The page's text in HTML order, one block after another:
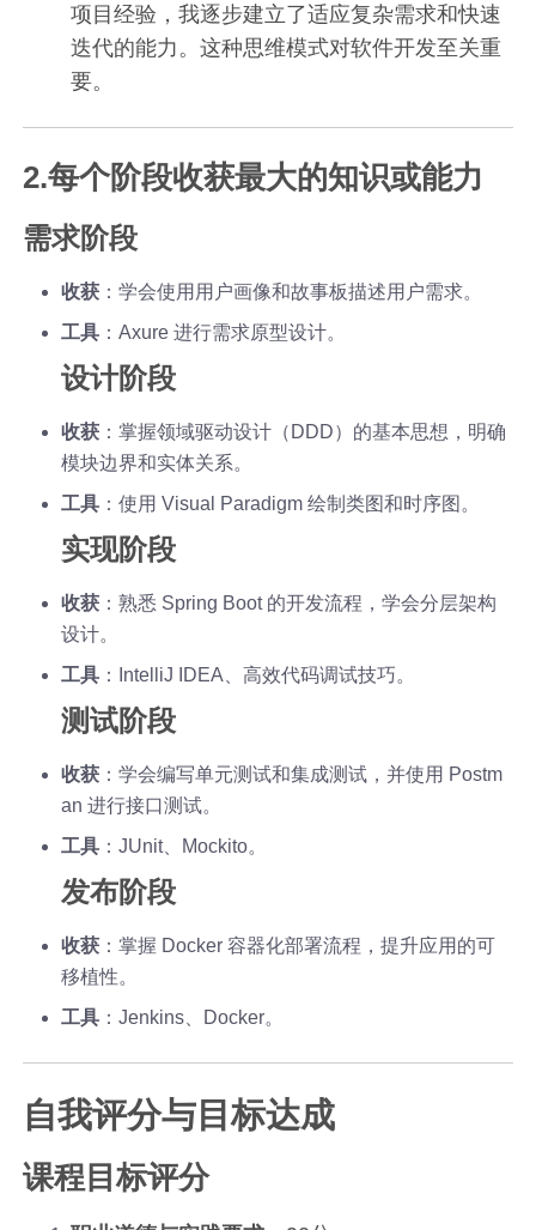
项目经验，我逐步建立了适应复杂需求和快速
迭代的能力。这种思维模式对软件开发至关重
要。
2.每个阶段收获最大的知识或能力
需求阶段
收获 ：学会使用用户画像和故事板描述用户需求。
工具 ：Axure 进行需求原型设计。
设计阶段
收获 ：掌握领域驱动设计（DDD）的基本思想，明确
模块边界和实体关系。
工具 ：使用 Visual Paradigm 绘制类图和时序图。
实现阶段
收获 ：熟悉 Spring Boot 的开发流程，学会分层架构
设计。
工具 ：IntelliJ IDEA、高效代码调试技巧。
测试阶段
收获 ：学会编写单元测试和集成测试，并使用 Postm
an 进行接口测试。
工具 ：JUnit、Mockito。
发布阶段
收获 ：掌握 Docker 容器化部署流程，提升应用的可
移植性。
工具 ：Jenkins、Docker。
自我评分与目标达成
课程目标评分